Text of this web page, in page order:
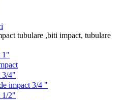
tubulare ,biti impact, tubulare
1"
3/4"
impact 3/4 "
1/2"